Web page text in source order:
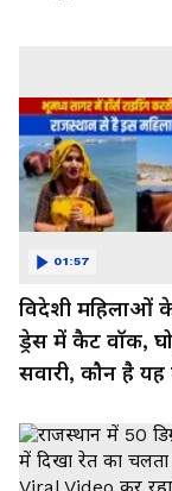
विदेशी महिलाओं
ड्रेस में कैट वॉक,
सवारी, कौन है यह
01:57